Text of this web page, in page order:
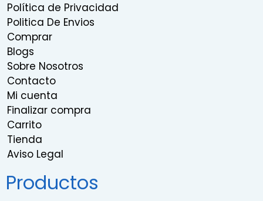
Política de Privacidad
Politica De Envios
Comprar
Blogs
Sobre Nosotros
Contacto
Mi cuenta
Finalizar compra
Carrito
Tienda
Aviso Legal
Productos